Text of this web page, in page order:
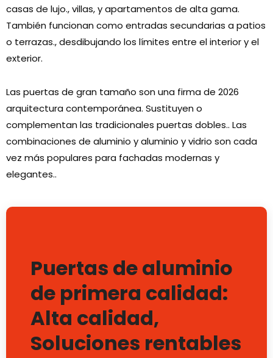
casas de lujo., villas, y apartamentos de alta gama.
También funcionan como entradas secundarias a patios
o terrazas., desdibujando los límites entre el interior y el
exterior.
Las puertas de gran tamaño son una firma de 2026
arquitectura contemporánea. Sustituyen o
complementan las tradicionales puertas dobles.. Las
combinaciones de aluminio y aluminio y vidrio son cada
vez más populares para fachadas modernas y
elegantes..
Puertas de aluminio
de primera calidad:
Alta calidad,
Soluciones rentables